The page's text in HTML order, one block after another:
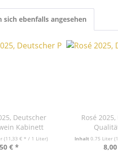
sich ebenfalls angesehen
Deutscher
Kabinett
(11,33 € * / 1 Liter)
€ *
Rosé
Inhalt 0.75 Liter